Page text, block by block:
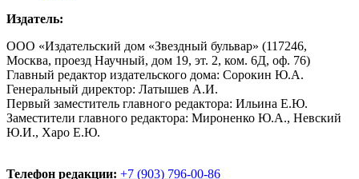
Издатель:
ООО «Издательский дом «Звездный бульвар» (117246,
Москва, проезд Научный, дом 19, эт. 2, ком. 6Д, оф. 76)
Главный редактор издательского дома: Сорокин Ю.А.
Генеральный директор: Латышев А.И.
Первый заместитель главного редактора: Ильина Е.Ю.
Заместители главного редактора: Мироненко Ю.А., Невский
Ю.И., Харо Е.Ю.
Телефон редакции: +7 (903) 796-00-86